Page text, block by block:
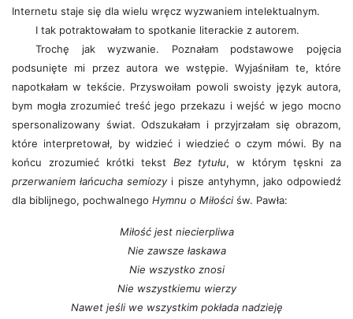
Internetu staje się dla wielu wręcz wyzwaniem intelektualnym.
I tak potraktowałam to spotkanie literackie z autorem.
Trochę jak wyzwanie. Poznałam podstawowe pojęcia
podsunięte mi przez autora we wstępie. Wyjaśniłam te, które
napotkałam w tekście. Przyswoiłam powoli swoisty język autora,
bym mogła zrozumieć treść jego przekazu i wejść w jego mocno
spersonalizowany świat. Odszukałam i przyjrzałam się obrazom,
które interpretował, by widzieć i wiedzieć o czym mówi. By na
końcu zrozumieć krótki tekst Bez tytułu, w którym tęskni za
przerwaniem łańcucha semiozyi pisze antyhymn, jako odpowiedź
dla biblijnego, pochwalnego Hymnu o Miłości św. Pawła:
Miłość jest niecierpliwa
Nie zawsze łaskawa
Nie wszystko znosi
Nie wszystkiemu wierzy
Nawet jeśli we wszystkim pokłada nadzieję